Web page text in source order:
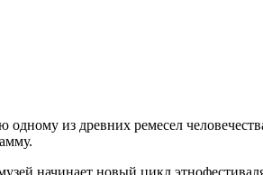
из древних ремесел
начинает новый цикл